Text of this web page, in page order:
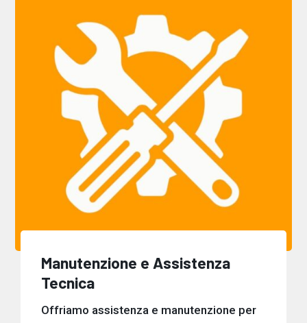
Manutenzione e Assistenza
Tecnica
Offriamo assistenza e manutenzione per